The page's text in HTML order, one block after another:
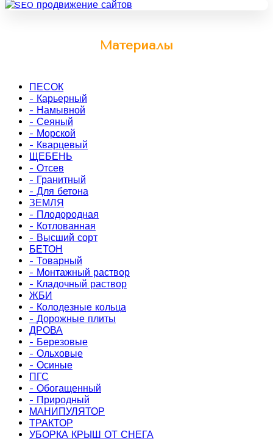
Материалы
ПЕСОК
- Карьерный
- Намывной
- Сеяный
- Морской
- Кварцевый
ЩЕБЕНЬ
- Отсев
- Гранитный
- Для бетона
ЗЕМЛЯ
- Плодородная
- Котлованная
- Высший сорт
БЕТОН
- Товарный
- Монтажный раствор
- Кладочный раствор
ЖБИ
- Колодезные кольца
- Дорожные плиты
ДРОВА
- Березовые
- Ольховые
- Осиные
ПГС
- Обогащенный
- Природный
МАНИПУЛЯТОР
ТРАКТОР
УБОРКА КРЫШ ОТ СНЕГА